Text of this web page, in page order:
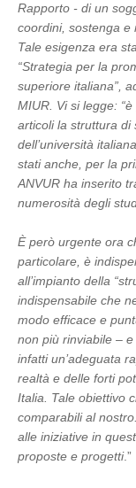
Rapporto - di un
coordini, sostenga e
Tale esigenza era
“Strategia per la
superiore italiana”,
MIUR. Vi si legge:
articoli la struttura di
dell’università
stati anche, per la
ANVUR ha inserito
numerosità degli
È però urgente ora
particolare, è
all’impianto della
indispensabile che
modo efficace e
non più rinviabile –
infatti un’adeguata
realtà e delle forti
Italia. Tale obiettivo
comparabili al
alle iniziative in
proposte e progetti.”